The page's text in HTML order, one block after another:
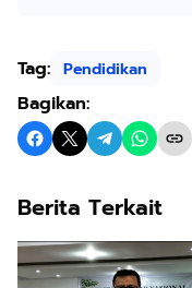
Tag: Pendidikan
Bagikan:
Berita Terkait